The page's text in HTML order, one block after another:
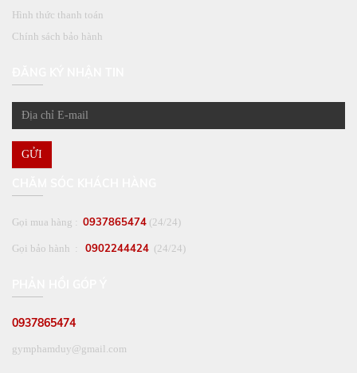
Hình thức thanh toán
Chính sách bảo hành
GỬI
Gọi mua hàng : 0937865474 (24/24)
Gọi bảo hành : 0902244424 (24/24)
0937865474
gymphamduy@gmail.com